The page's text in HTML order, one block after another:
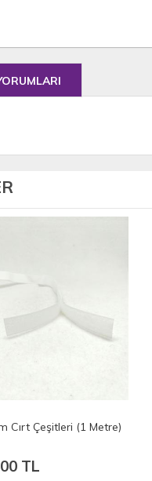
Cırt Çeşitleri (1 Metre)
TL